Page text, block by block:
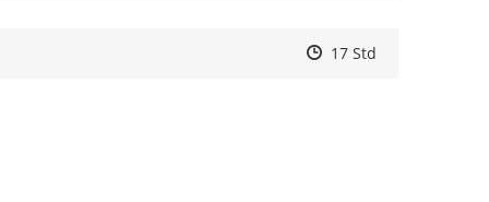
Zeitpunkt des
Zeitpunkt des
17 StdZur Äußerung